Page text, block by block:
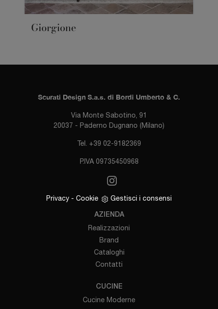
Giorgione
Scurati Design S.a.s. di Bordi Umberto & C.
Via Monte Sabotino, 91
20037 - Paderno Dugnano (Milano)
Tel. +39 02-9182369
P.IVA 09735450968
Privacy - Cookie Gestisci i consensi
AZIENDA
Realizzazioni
Brand
Cataloghi
Contatti
CUCINE
Cucine Moderne